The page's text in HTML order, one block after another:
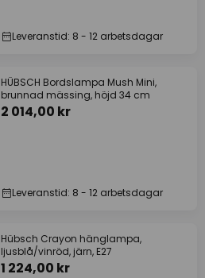
Leveranstid: 8 - 12 arbetsdagar
HÜBSCH Bordslampa Mush Mini,
brunnad mässing, höjd 34 cm
2 014,00 kr
Leveranstid: 8 - 12 arbetsdagar
Hübsch Crayon hänglampa,
ljusblå/vinröd, järn, E27
1 224,00 kr